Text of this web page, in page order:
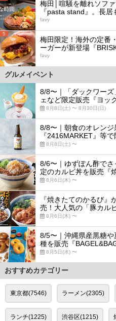
梅田│喧騒を離れソフ
『pasta stand』。長
favy
5
梅田限定！海外の定番
ーガーが新登場『
favy
グルメイベント
8/8〜｜「ダックワー
ェなど限定販売『ヨッ
8月8日(土) 〜 8月30日(日)
8/8〜｜朝食のオレン
『2416MARKET』等
8月8日(土) 〜
8/6〜｜ゆずぽん酢で
定のカルビ丼を販売『
8月6日(木) 〜
『焼きたてのかるび』
売！大人気の「豚カル
8月6日(木) 〜
8/5〜｜沖縄県産黒糖
種を販売『
8月5日(水) 〜
おすすめカテゴリー
東京都(7546) ラーメン(2305)
ランチ(1225) 渋谷区(1215)